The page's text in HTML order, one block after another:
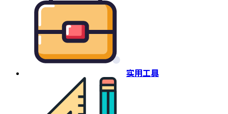
实用工具